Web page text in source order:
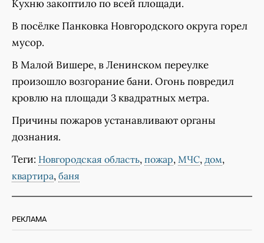
Кухню закоптило по всей площади.
В посёлке Панковка Новгородского округа горел
мусор.
В Малой Вишере, в Ленинском переулке
произошло возгорание бани. Огонь повредил
кровлю на площади 3 квадратных метра.
Причины пожаров устанавливают органы
дознания.
Теги: Новгородская область, пожар, МЧС, дом,
квартира, баня
РЕКЛАМА